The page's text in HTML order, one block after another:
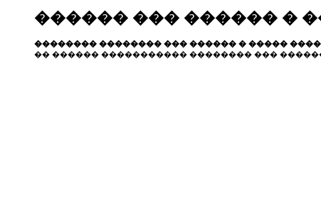
������ ��� ������ �
�������� �������� ��� ������ � �����
�� ������ ����������� �������� ���